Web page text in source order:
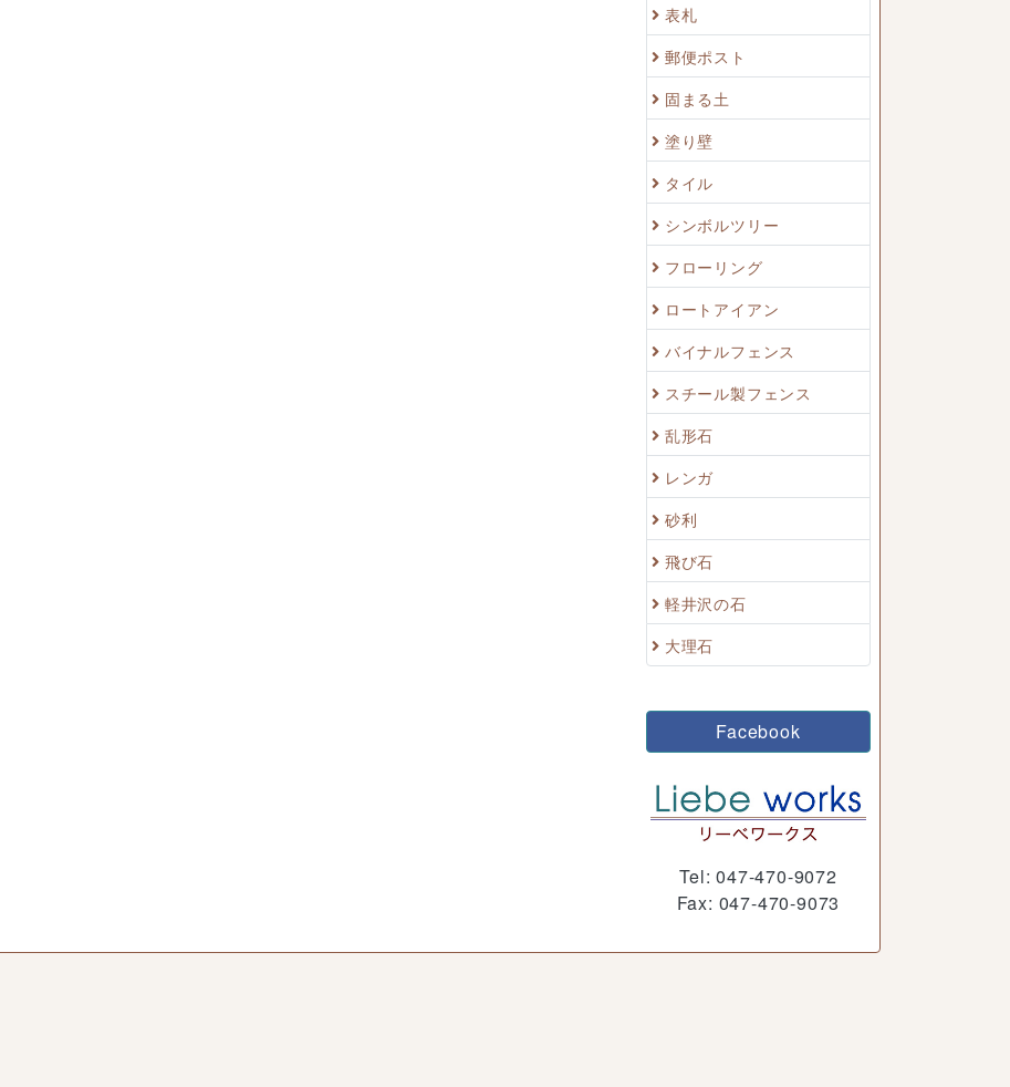
表札
郵便ポスト
固まる土
塗り壁
タイル
シンボルツリー
フローリング
ロートアイアン
バイナルフェンス
スチール製フェンス
乱形石
レンガ
砂利
飛び石
軽井沢の石
大理石
Facebook
Tel: 047-470-9072
Fax: 047-470-9073